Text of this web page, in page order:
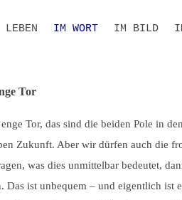
IM WORT
IM BILD
Tor
Tor, das sind die beiden Pole in
Zukunft. Aber wir dürfen auch die
was dies unmittelbar bedeutet,
Das ist unbequem – und eigentlich